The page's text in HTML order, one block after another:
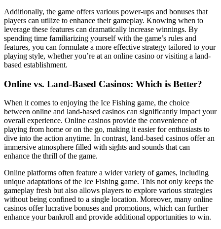
Additionally, the game offers various power-ups and bonuses that
players can utilize to enhance their gameplay. Knowing when to
leverage these features can dramatically increase winnings. By
spending time familiarizing yourself with the game’s rules and
features, you can formulate a more effective strategy tailored to your
playing style, whether you’re at an online casino or visiting a land-
based establishment.
Online vs. Land-Based Casinos: Which is Better?
When it comes to enjoying the Ice Fishing game, the choice
between online and land-based casinos can significantly impact your
overall experience. Online casinos provide the convenience of
playing from home or on the go, making it easier for enthusiasts to
dive into the action anytime. In contrast, land-based casinos offer an
immersive atmosphere filled with sights and sounds that can
enhance the thrill of the game.
Online platforms often feature a wider variety of games, including
unique adaptations of the Ice Fishing game. This not only keeps the
gameplay fresh but also allows players to explore various strategies
without being confined to a single location. Moreover, many online
casinos offer lucrative bonuses and promotions, which can further
enhance your bankroll and provide additional opportunities to win.